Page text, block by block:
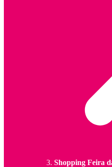
Shopping Feira